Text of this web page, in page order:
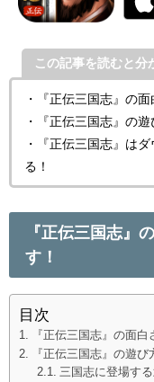
この記事を読むと分
・『正伝三国志』の
・『正伝三国志』の
・『正伝三国志』は
る！
『正伝三国志』
す！
目次
『正伝三国志』の面白
『正伝三国志』の遊び
三国志に登場す